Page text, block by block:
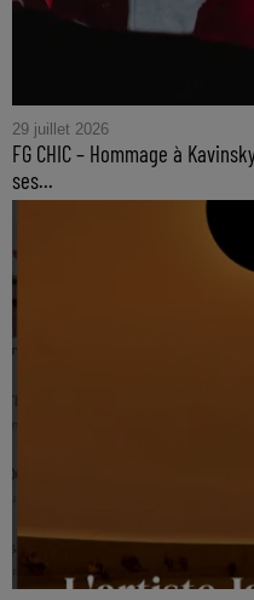
29 juillet 2026
FG CHIC – Hommage à
ses...